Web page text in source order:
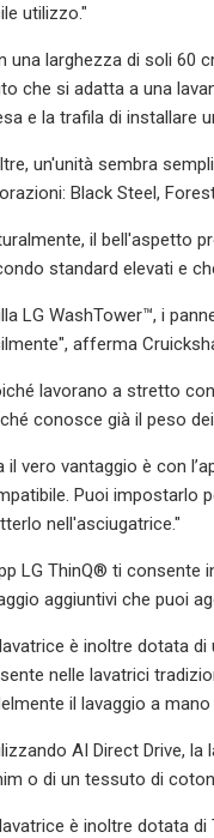
utilizzo."
una larghezza di soli 60
che si adatta a una
e la trafila di installare
un'unità sembra
Black Steel,
il bell'aspetto
standard elevati e
LG WashTower™, i
afferma
lavorano a stretto
conosce già il peso
il vero vantaggio è con
Puoi impostarlo
nell'asciugatrice."
LG ThinQ® ti consente
aggiuntivi che puoi
è inoltre dotata
nelle lavatrici
il lavaggio a
AI Direct Drive,
o di un tessuto di
è inoltre dotata